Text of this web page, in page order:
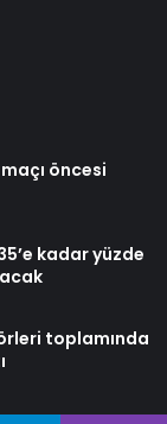
öncesi
kadar yüzde
toplamında